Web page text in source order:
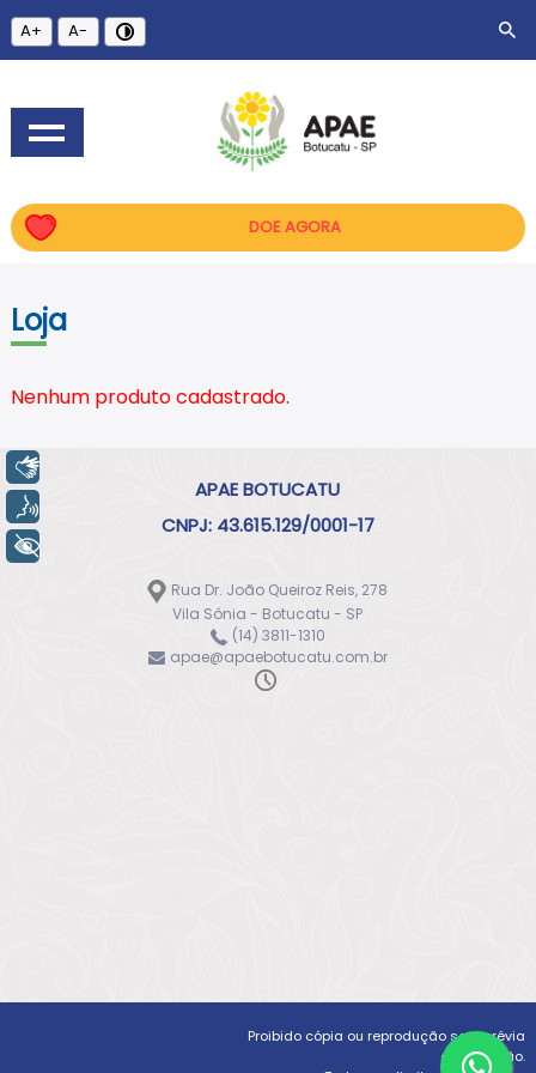
A+ A-
DOE AGORA
Loja
Nenhum produto cadastrado.
APAE BOTUCATU
CNPJ: 43.615.129/0001-17
Rua Dr. João Queiroz Reis, 278
Vila Sônia - Botucatu - SP
(14) 3811-1310
apae@apaebotucatu.com.br
Proibido cópia ou reprodução sem prévia
autorização.